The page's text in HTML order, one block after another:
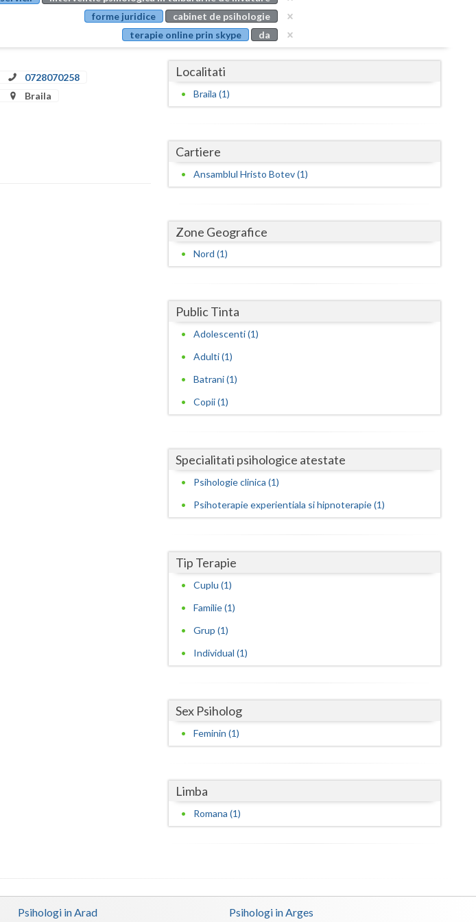
Buzau
Calarasi
Caras-Severin
Dambovita
Maramures
Mehedinti
Mures
Sibiu
Teleorman
Timis
Valcea
forme juridice
cabinet de psihologie
terapie online prin skype
da
0728070258
Braila
Localitati
Braila (1)
Cartiere
Ansamblul Hristo Botev (1)
Zone Geografice
Nord (1)
Public Tinta
Adolescenti (1)
Adulti (1)
Batrani (1)
Copii (1)
Specialitati psihologice atestate
Psihologie clinica (1)
Psihoterapie experientiala si hipnoterapie (1)
Tip Terapie
Cuplu (1)
Familie (1)
Grup (1)
Individual (1)
Sex Psiholog
Feminin (1)
Limba
Romana (1)
Psihologi in Arad Psihologi in Arges